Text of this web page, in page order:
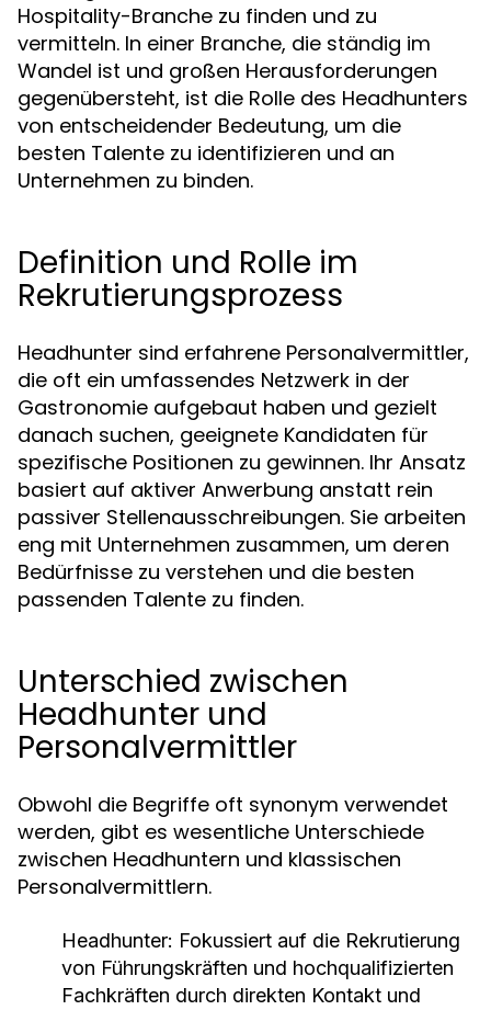
Hospitality-Branche zu finden und zu
vermitteln. In einer Branche, die ständig im
Wandel ist und großen Herausforderungen
gegenübersteht, ist die Rolle des Headhunters
von entscheidender Bedeutung, um die
besten Talente zu identifizieren und an
Unternehmen zu binden.
Definition und Rolle im
Rekrutierungsprozess
Headhunter sind erfahrene Personalvermittler,
die oft ein umfassendes Netzwerk in der
Gastronomie aufgebaut haben und gezielt
danach suchen, geeignete Kandidaten für
spezifische Positionen zu gewinnen. Ihr Ansatz
basiert auf aktiver Anwerbung anstatt rein
passiver Stellenausschreibungen. Sie arbeiten
eng mit Unternehmen zusammen, um deren
Bedürfnisse zu verstehen und die besten
passenden Talente zu finden.
Unterschied zwischen
Headhunter und
Personalvermittler
Obwohl die Begriffe oft synonym verwendet
werden, gibt es wesentliche Unterschiede
zwischen Headhuntern und klassischen
Personalvermittlern.
Headhunter: Fokussiert auf die Rekrutierung
von Führungskräften und hochqualifizierten
Fachkräften durch direkten Kontakt und